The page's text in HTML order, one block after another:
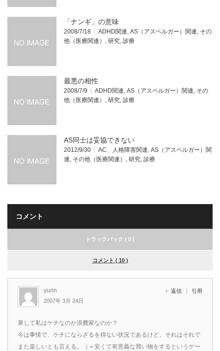
「ナンギ」の意味
2008/7/18 ADHD関連, AS（アスペルガー）関連, その
他（医療関連） , 研究, 診療
最悪の相性
2008/7/9 ADHD関連, AS（アスペルガー）関連, その
他（医療関連） , 研究, 診療
AS同士は妥協できない
2012/9/30 AC、人格障害関連, AS（アスペルガー）関
連, その他（医療関連） , 研究, 診療
コメント
トラックバック ( 0 )
コメント ( 10 )
yurin
2007年 3月 24日
返信 引用
果して私はケチなのか浪費家なのか？
今は事情で、ケチにならざるを得ない状況であるけど、それはそれで
また楽しいとも言える。（＝安くて有意義な買い物をするというゲー